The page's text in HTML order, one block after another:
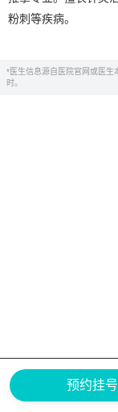
粉刺等疾病。
*医生信息源自医院官网或医生
时。
预约挂号